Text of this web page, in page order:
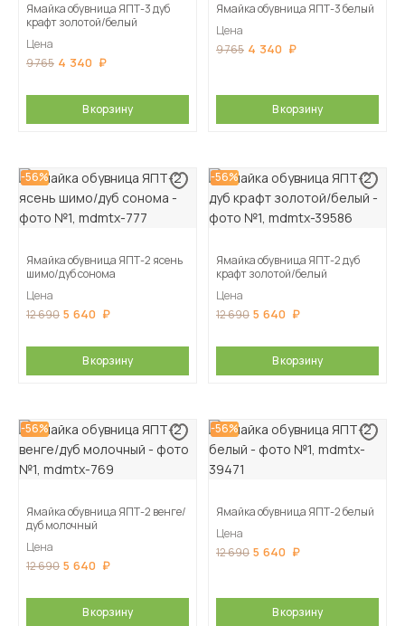
Ямайка обувница ЯПТ-3 дуб
крафт золотой/белый
Цена
9 765 4 340
В корзину
Ямайка обувница ЯПТ-3 белый
Цена
9 765 4 340
В корзину
-56%
Ямайка обувница ЯПТ-2 ясень
шимо/дуб сонома
Цена
12 690 5 640
В корзину
-56%
Ямайка обувница ЯПТ-2 дуб
крафт золотой/белый
Цена
12 690 5 640
В корзину
-56%
Ямайка обувница ЯПТ-2 венге/
дуб молочный
Цена
12 690 5 640
В корзину
-56%
Ямайка обувница ЯПТ-2 белый
Цена
12 690 5 640
В корзину